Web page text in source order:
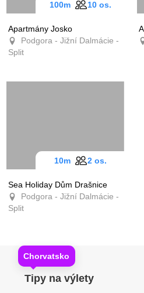
Apartmány Josko
Podgora - Jižní Dalmácie -
Split
100m 10 os.
Sea Holiday Dům Drašnice
Podgora - Jižní Dalmácie -
Split
10m 2 os.
Chorvatsko
Tipy na výlety